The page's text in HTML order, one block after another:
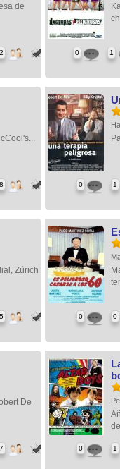
de
0 1
0 1
Zúrich
0 0
De
0 1